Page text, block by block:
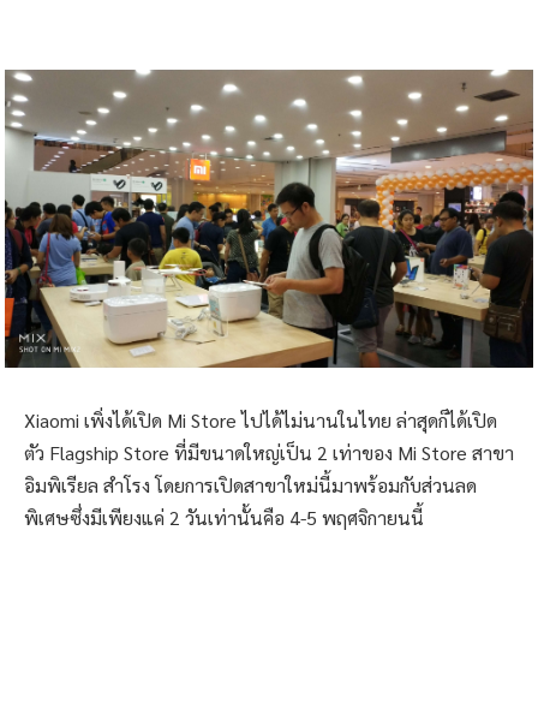
Xiaomi เพิ่งได้เปิด Mi Store ไปได้ไม่นานในไทย ล่าสุดก็ได้เปิด
ตัว Flagship Store ที่มีขนาดใหญ่เป็น 2 เท่าของ Mi Store สาขา
อิมพิเรียล สำโรง โดยการเปิดสาขาใหม่นี้มาพร้อมกับส่วนลด
พิเศษซึ่งมีเพียงแค่ 2 วันเท่านั้นคือ 4-5 พฤศจิกายนนี้